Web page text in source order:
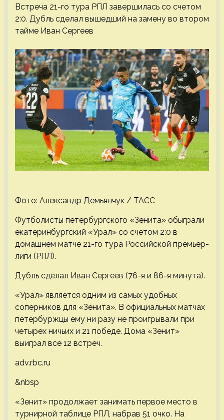
Встреча 21-го тура РПЛ завершилась со счетом
2:0. Дубль сделал вышедший на замену во втором
тайме Иван Сергеев
Фото: Александр Демьянчук / ТАСС
Футболисты петербургского «Зенита» обыграли
екатеринбургский «Урал» со счетом 2:0 в
домашнем матче 21-го тура Российской премьер-
лиги (РПЛ).
Дубль сделал Иван Сергеев (76-я и 86-я минута).
«Урал» является одним из самых удобных
соперников для «Зенита». В официальных матчах
петербуржцы ему ни разу не проигрывали при
четырех ничьих и 21 победе. Дома «Зенит»
выиграл все 12 встреч.
adv.rbc.ru
&nbsp
«Зенит» продолжает занимать первое место в
турнирной таблице РПЛ, набрав 51 очко. На